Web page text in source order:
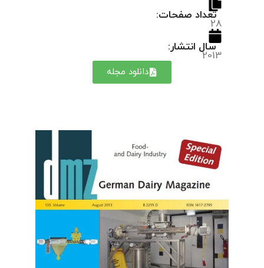
تعداد صفحات:
28
سال انتشار:
2013
دانلود مجله